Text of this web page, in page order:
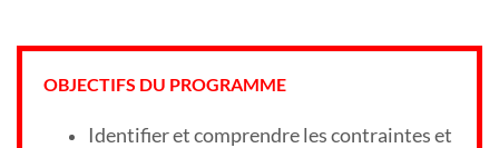
OBJECTIFS DU PROGRAMME
Identifier et comprendre les contraintes et